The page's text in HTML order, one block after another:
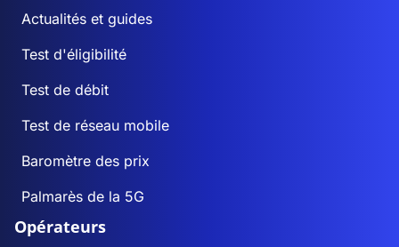
Actualités et guides
Test d'éligibilité
Test de débit
Test de réseau mobile
Baromètre des prix
Palmarès de la 5G
Opérateurs